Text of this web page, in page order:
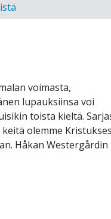
voimasta,
lupauksiinsa voi
toista kieltä.
olemme
Håkan Westergårdin